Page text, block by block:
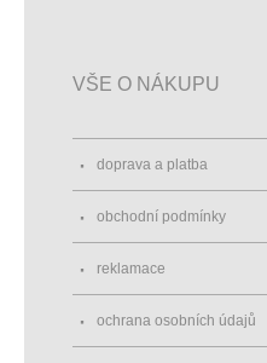
VŠE O NÁKUPU
doprava a platba
obchodní podmínky
reklamace
ochrana osobních údajů